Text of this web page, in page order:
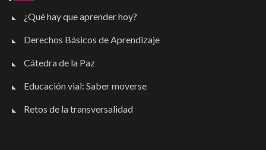
¿Qué hay que aprender hoy?
Derechos Básicos de Aprendizaje
Cátedra de la Paz
Educación vial: Saber moverse
Retos de la transversalidad